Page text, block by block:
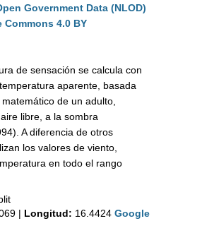
Government Data (NLOD)
Commons 4.0 BY
de sensación se calcula con
aparente, basada
de un adulto,
libre, a la sombra
A diferencia de otros
los valores de viento,
en todo el rango
| Longitud: 16.4424 Google